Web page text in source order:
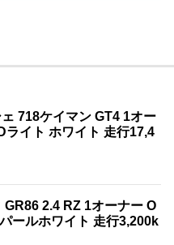
718ケイマン GT4 1オー
イト ホワイト 走行17,4
GR86 2.4 RZ 1オーナー O
ールホワイト 走行3,200k